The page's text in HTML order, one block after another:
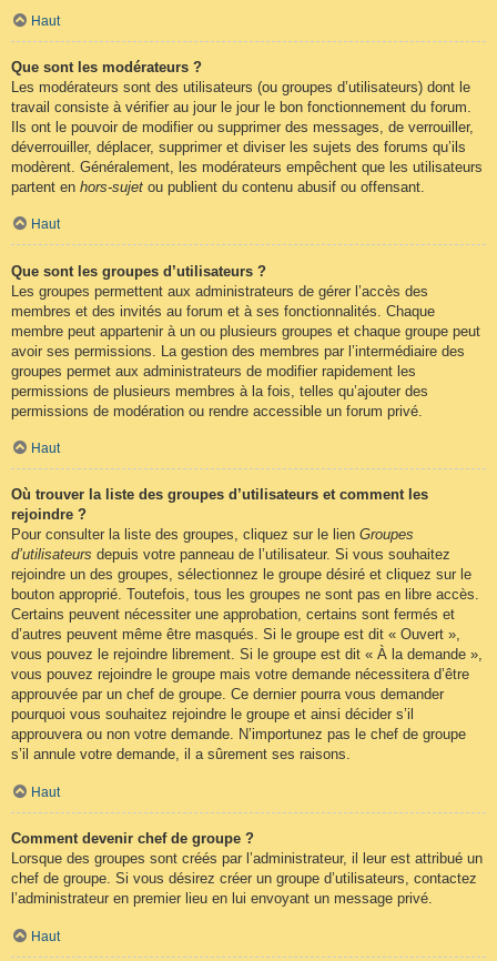
Haut
Que sont les modérateurs ?
Les modérateurs sont des utilisateurs (ou groupes d’utilisateurs) dont le
travail consiste à vérifier au jour le jour le bon fonctionnement du forum.
Ils ont le pouvoir de modifier ou supprimer des messages, de verrouiller,
déverrouiller, déplacer, supprimer et diviser les sujets des forums qu’ils
modèrent. Généralement, les modérateurs empêchent que les utilisateurs
partent en hors-sujet ou publient du contenu abusif ou offensant.
Haut
Que sont les groupes d’utilisateurs ?
Les groupes permettent aux administrateurs de gérer l’accès des
membres et des invités au forum et à ses fonctionnalités. Chaque
membre peut appartenir à un ou plusieurs groupes et chaque groupe peut
avoir ses permissions. La gestion des membres par l’intermédiaire des
groupes permet aux administrateurs de modifier rapidement les
permissions de plusieurs membres à la fois, telles qu’ajouter des
permissions de modération ou rendre accessible un forum privé.
Haut
Où trouver la liste des groupes d’utilisateurs et comment les
rejoindre ?
Pour consulter la liste des groupes, cliquez sur le lien Groupes
d’utilisateurs depuis votre panneau de l’utilisateur. Si vous souhaitez
rejoindre un des groupes, sélectionnez le groupe désiré et cliquez sur le
bouton approprié. Toutefois, tous les groupes ne sont pas en libre accès.
Certains peuvent nécessiter une approbation, certains sont fermés et
d’autres peuvent même être masqués. Si le groupe est dit « Ouvert »,
vous pouvez le rejoindre librement. Si le groupe est dit « À la demande »,
vous pouvez rejoindre le groupe mais votre demande nécessitera d’être
approuvée par un chef de groupe. Ce dernier pourra vous demander
pourquoi vous souhaitez rejoindre le groupe et ainsi décider s’il
approuvera ou non votre demande. N’importunez pas le chef de groupe
s’il annule votre demande, il a sûrement ses raisons.
Haut
Comment devenir chef de groupe ?
Lorsque des groupes sont créés par l’administrateur, il leur est attribué un
chef de groupe. Si vous désirez créer un groupe d’utilisateurs, contactez
l’administrateur en premier lieu en lui envoyant un message privé.
Haut